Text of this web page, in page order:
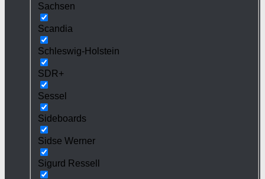
Sachsen
Scandia
Schleswig-Holstein
SDR+
Sessel
Sideboards
Sidse Werner
Sigurd Ressell